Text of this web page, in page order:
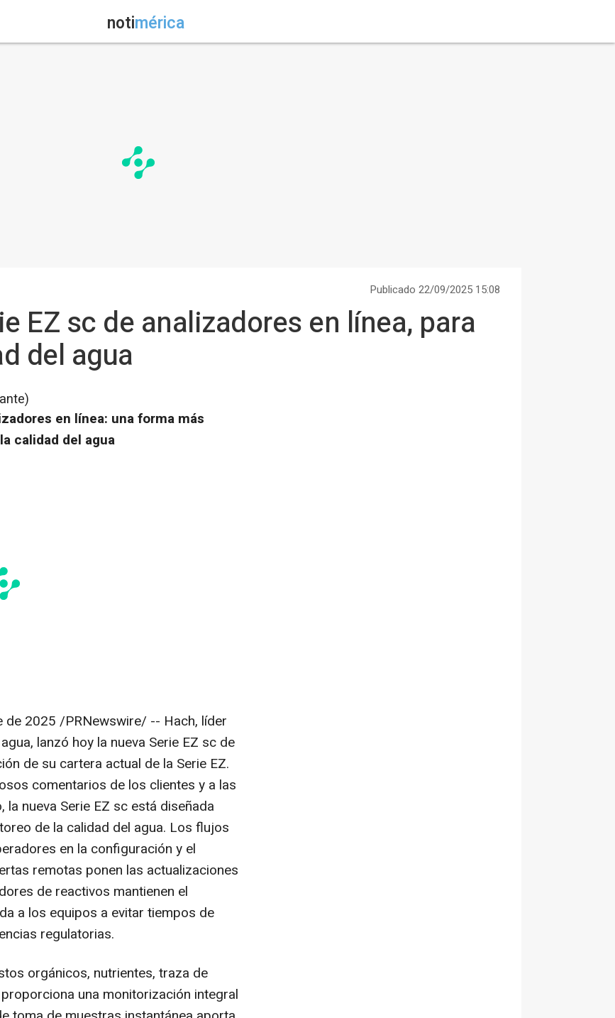
notimérica
Publicado 22/09/2025 15:08
EZ sc de analizadores en línea, para
del agua
en línea: una forma más
calidad del agua
de 2025 /PRNewswire/ -- Hach, líder
lanzó hoy la nueva Serie EZ sc de
de su cartera actual de la Serie EZ.
comentarios de los clientes y a las
nueva Serie EZ sc está diseñada
de la calidad del agua. Los flujos
en la configuración y el
remotas ponen las actualizaciones
de reactivos mantienen el
a los equipos a evitar tiempos de
regulatorias.
orgánicos, nutrientes, traza de
una monitorización integral